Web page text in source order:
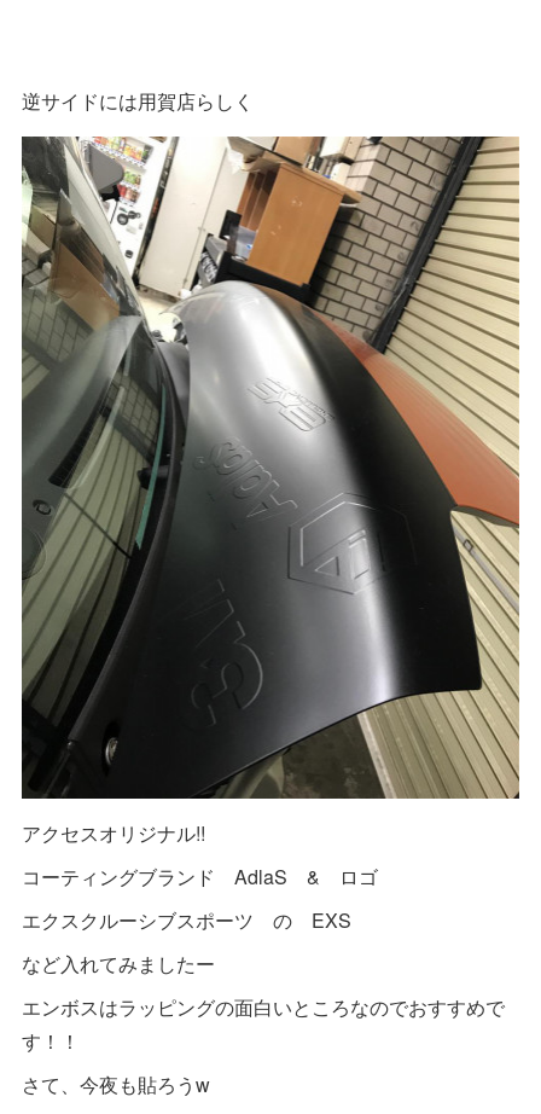
逆サイドには用賀店らしく
アクセスオリジナル!!
コーティングブランド AdlaS & ロゴ
エクスクルーシブスポーツ の EXS
など入れてみましたー
エンボスはラッピングの面白いところなのでおすすめで
す！！
さて、今夜も貼ろうw